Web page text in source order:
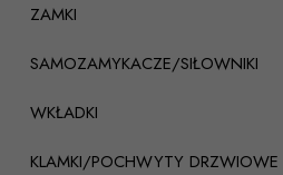
ZAMKI
SAMOZAMYKACZE/SIŁOWNIKI
WKŁADKI
KLAMKI/POCHWYTY DRZWIOWE